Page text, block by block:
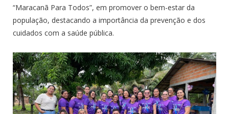
“Maracanã Para Todos”, em promover o bem-estar da
população, destacando a importância da prevenção e dos
cuidados com a saúde pública.